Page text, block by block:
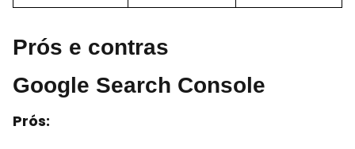
Prós e contras
Google Search Console
Prós: